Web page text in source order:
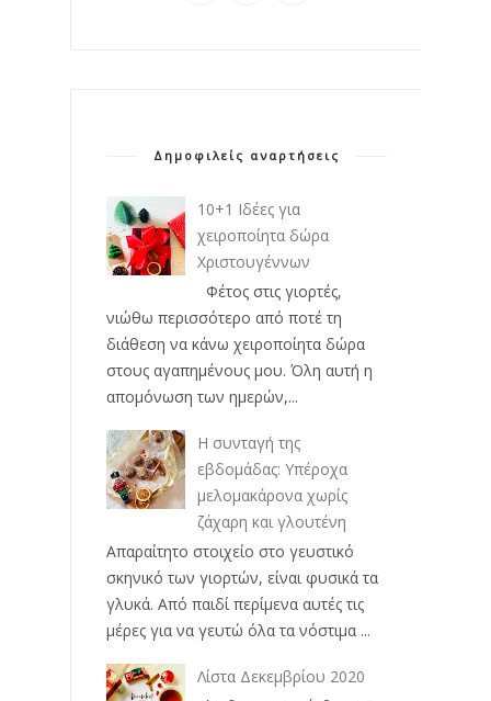
Δημοφιλείς αναρτήσεις
10+1 Ιδέες για
χειροποίητα δώρα
Χριστουγέννων
Φέτος στις γιορτές,
νιώθω περισσότερο από ποτέ τη
διάθεση να κάνω χειροποίητα δώρα
στους αγαπημένους μου. Όλη αυτή η
απομόνωση των ημερών,...
Η συνταγή της
εβδομάδας: Υπέροχα
μελομακάρονα χωρίς
ζάχαρη και γλουτένη
Απαραίτητο στοιχείο στο γευστικό
σκηνικό των γιορτών, είναι φυσικά τα
γλυκά. Από παιδί περίμενα αυτές τις
μέρες για να γευτώ όλα τα νόστιμα ...
Λίστα Δεκεμβρίου 2020